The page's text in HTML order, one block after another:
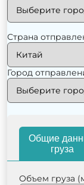
Страна
Город
Общие
груза
Объем груза